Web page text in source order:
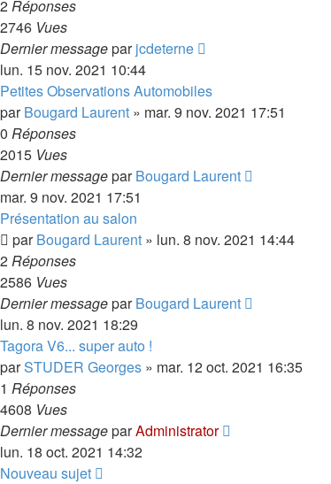
2Réponses
2746 Vues
Dernier messageparjcdeterne
lun. 15 nov. 2021 10:44
Petites Observations Automobiles
parBougard Laurent » mar. 9 nov. 2021 17:51
0 Réponses
2015 Vues
Dernier messageparBougard Laurent
mar. 9 nov. 2021 17:51
Présentation au salon
parBougard Laurent » lun. 8 nov. 2021 14:44
2Réponses
2586 Vues
Dernier messageparBougard Laurent
lun. 8 nov. 2021 18:29
Tagora V6... super auto !
parSTUDER Georges » mar. 12 oct. 2021 16:35
1 Réponses
4608 Vues
Dernier messageparAdministrator
lun. 18 oct. 2021 14:32
Nouveau sujet